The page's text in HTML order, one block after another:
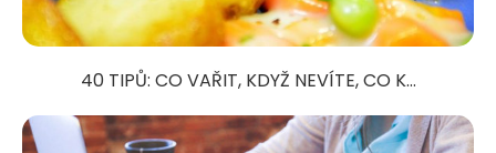
40 TIPŮ: CO VAŘIT, KDYŽ NEVÍTE, CO K...